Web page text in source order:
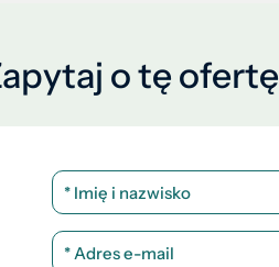
o tę ofertę